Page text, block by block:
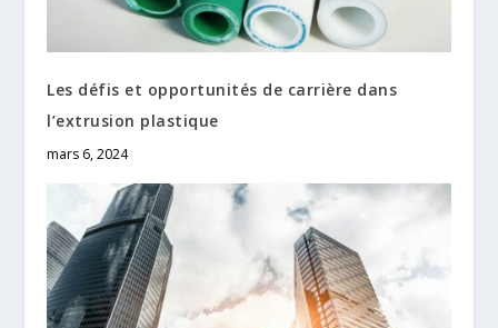
Les défis et opportunités de carrière dans
l’extrusion plastique
mars 6, 2024